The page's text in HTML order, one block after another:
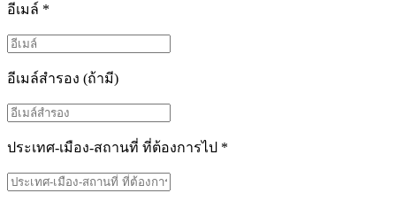
อีเมล์ *
อีเมล์สำรอง (ถ้ามี)
ประเทศ-เมือง-สถานที่ ที่ต้องการไป *